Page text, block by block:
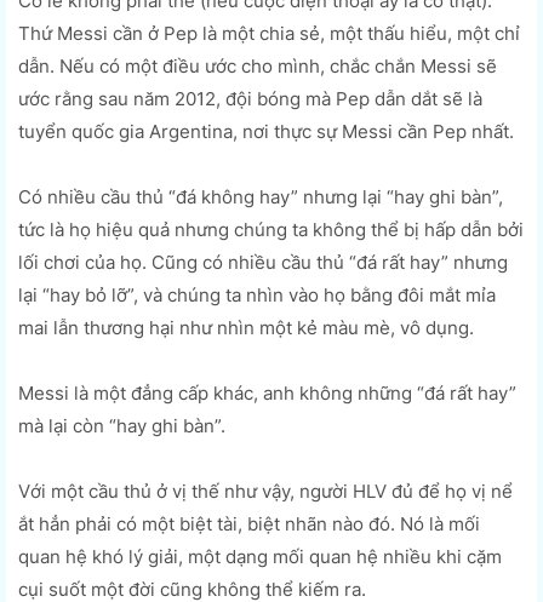
Thứ Messi cần ở Pep là một chia sẻ, một thấu hiểu, một chỉ
dẫn. Nếu có một điều ước cho mình, chắc chắn Messi sẽ
ước rằng sau năm 2012, đội bóng mà Pep dẫn dắt sẽ là
tuyển quốc gia Argentina, nơi thực sự Messi cần Pep nhất.
Có nhiều cầu thủ “đá không hay” nhưng lại “hay ghi bàn”,
tức là họ hiệu quả nhưng chúng ta không thể bị hấp dẫn bởi
lối chơi của họ. Cũng có nhiều cầu thủ “đá rất hay” nhưng
lại “hay bỏ lỡ”, và chúng ta nhìn vào họ bằng đôi mắt mỉa
mai lẫn thương hại như nhìn một kẻ màu mè, vô dụng.
Messi là một đẳng cấp khác, anh không những “đá rất hay”
mà lại còn “hay ghi bàn”.
Với một cầu thủ ở vị thế như vậy, người HLV đủ để họ vị nể
ắt hẳn phải có một biệt tài, biệt nhãn nào đó. Nó là mối
quan hệ khó lý giải, một dạng mối quan hệ nhiều khi cặm
cụi suốt một đời cũng không thể kiếm ra.